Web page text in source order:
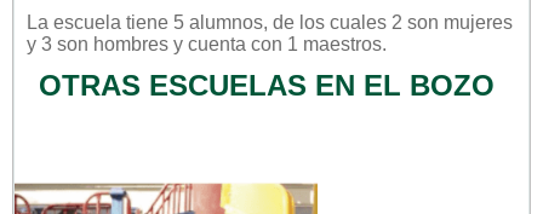
La escuela tiene 5 alumnos, de los cuales 2 son mujeres
y 3 son hombres y cuenta con 1 maestros.
OTRAS ESCUELAS EN EL BOZO